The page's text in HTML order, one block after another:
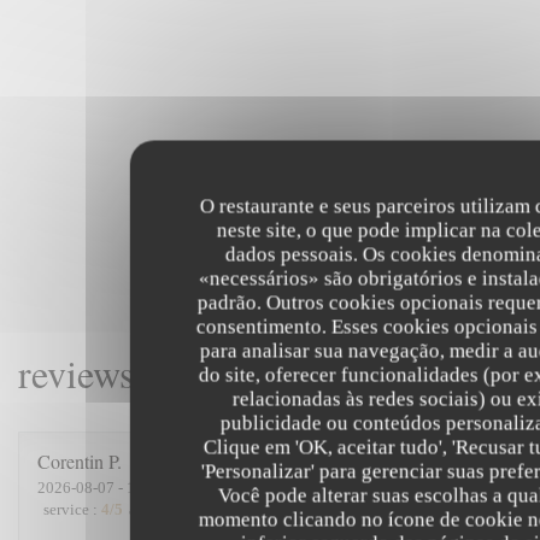
O restaurante e seus parceiros utilizam
neste site, o que pode implicar na
dados pessoais. Os cookies
«necessários» são obrigatórios e
padrão. Outros cookies opcionais
consentimento. Esses cookies
para analisar sua navegação, medir a
do site, oferecer funcionalidades (por
relacionadas às redes sociais) ou
publicidade ou conteúdos
Clique em 'OK, aceitar tudo', 'Recusar
'Personalizar' para gerenciar suas
Você pode alterar suas escolhas a
momento clicando no ícone de cookie
Corentin P
2026-08-07 - 19:15 - guests 5
service : 4/5 menu: /5 quality_price